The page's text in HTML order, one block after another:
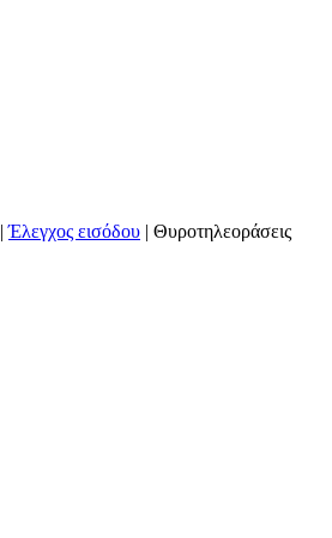
|Έλεγχος εισόδου | Θυροτηλεοράσεις